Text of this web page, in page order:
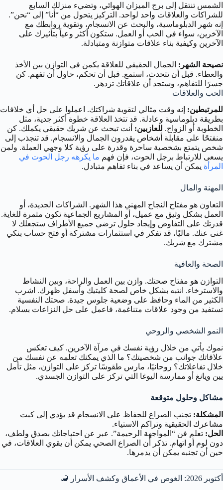
الشمس تنتقل إلى برج الميزان الهوائي، وتضيء منزلك السابع
للشراكات والعلاقات واحد لواحد. التركيز يتحول من “أنا” إلى “نحن”.
إنه شهر الدبلوماسية، والبحث عن الانسجام، وتقوية روابطك مع
الآخرين، سواء في الحب أو العمل. ستكون أكثر وعياً بتأثيرك على
الآخرين وكيفية بناء علاقات متوازنة ومتبادلة.
نصيحة الشهر: الجمال الحقيقي للعلاقة يكمن في التوازن بين الأخذ
والعطاء. قبل أن تتحدث، استمع. قبل أن تحكم، حاول أن تفهم. كن
جسرًا للتفاهم، وستجد أن علاقاتك تزدهر.
الحب والعلاقات
للمرتبطين: إنه وقت مثالي لتقوية شراكتك. اعملوا على حل أي خلافات
بطريقة دبلوماسية وعادلة. قد تتخذ العلاقة خطوة أكثر جدية، مثل
الخطوبة أو الزواج. للعازبين: أنت تبحث عن شريك حقيقي يكملك. كن
منفتحًا على مقابلة أشخاص يقدرون الجمال والانسجام. قد تنجذب إلى
شخص يتمتع بشخصية ساحرة وقدرة على رؤية كلا وجهي العملة. ولمن
يسعى للارتباط برجل الحوت، فإن فهم ما يكرهه رجل الحوت في
المرأة يمكن أن يساعد في بناء تفاهم متبادل.
المهنة والمال
التعاون هو مفتاح النجاح المهني هذا الشهر. الشراكات الجديدة، أو
العمل بشكل وثيق مع عميل، أو المشاريع الجماعية تكون مثمرة للغاية.
قدرتك على التفاوض وإيجاد حلول ترضي جميع الأطراف ستجعلك لا
غنى عنك. ماليًا، قد تفكر في استثمارات مشتركة أو فتح حساب بنكي
مشترك مع شريك.
الصحة والعافية
التوازن هو مفتاح صحتك. وازن بين العمل والراحة، وبين النشاط
والاسترخاء. انتبه بشكل خاص لصحة كليتيك وأسفل ظهرك. اشرب
الكثير من الماء وحافظ على وضعية جلوس جيدة. صحتك النفسية
تستفيد من وجود علاقات متناغمة، فاعمل على حل النزاعات بسلام.
النمو الشخصي والروحي
نموك يأتي من خلال رؤية نفسك في مرآة الآخرين. كيف تعكس
علاقاتك جوانب من شخصيتك؟ ما الذي يمكنك تعلمه عن نفسك من
خلال تفاعلاتك؟ روحانيًا، مارس طقوسًا تركز على التوازن، مثل تأمل
يين ويانغ أو ممارسة اليوغا التي تركز على التوازن الجسدي.
مشاكل وحلول متوقعة
المشكلة: تجنب الصراع للحفاظ على الانسجام قد يؤدي إلى كبت
مشاعرك الحقيقية وتراكم الاستياء.
الحل: تعلم فن “المواجهة الرحيمة”. عبر عن احتياجاتك بصدق ولطف،
دون لوم أو اتهام. تذكر أن الصراع الصحي يمكن أن يقوي العلاقات، في
حين أن تجنبه يمكن أن يدمرها.
أكتوبر 2026: الغوص في الأعماق وكشف الأسرار 🦂